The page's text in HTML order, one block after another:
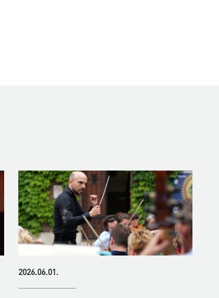
2026.06.01.